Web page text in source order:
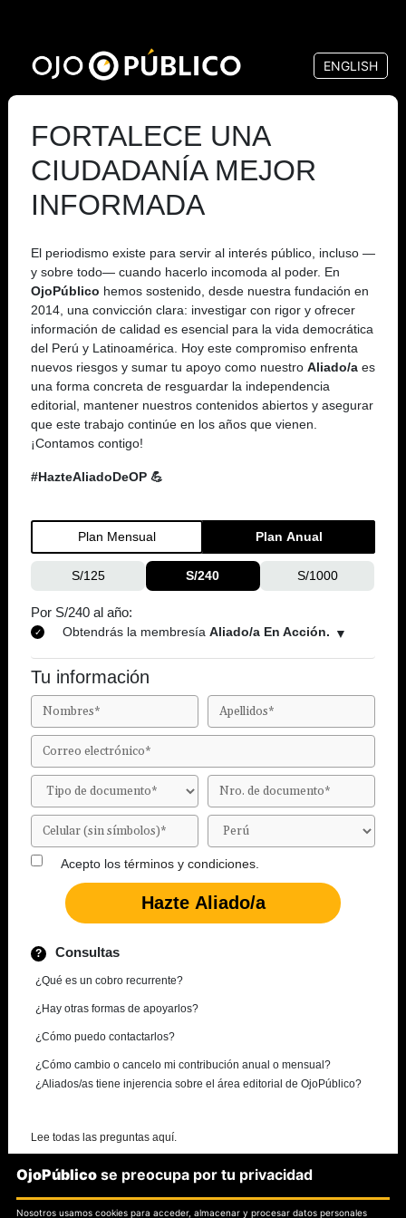
contenido
principal
ENGLISH
FORTALECE UNA
CIUDADANÍA MEJOR
INFORMADA
El periodismo existe para servir al interés público, incluso —
y sobre todo— cuando hacerlo incomoda al poder. En
OjoPúblico hemos sostenido, desde nuestra fundación en
2014, una convicción clara: investigar con rigor y ofrecer
información de calidad es esencial para la vida democrática
del Perú y Latinoamérica. Hoy este compromiso enfrenta
nuevos riesgos y sumar tu apoyo como nuestro Aliado/a es
una forma concreta de resguardar la independencia
editorial, mantener nuestros contenidos abiertos y asegurar
que este trabajo continúe en los años que vienen.
¡Contamos contigo!
#HazteAliadoDeOP 💪
Plan Mensual Plan Anual
S/125 S/240 S/1000
Por S/240 al año:
Obtendrás la membresía Aliado/a En Acción.
Tu información
Acepto los términos y condiciones.
Consultas
¿Qué es un cobro recurrente?
¿Hay otras formas de apoyarlos?
¿Cómo puedo contactarlos?
¿Cómo cambio o cancelo mi contribución anual o mensual?
¿Aliados/as tiene injerencia sobre el área editorial de OjoPúblico?
Lee todas las preguntas aquí.
¿Necesitas más información?
OjoPúblico se preocupa por tu privacidad
Nosotros usamos cookies para acceder, almacenar y procesar datos personales